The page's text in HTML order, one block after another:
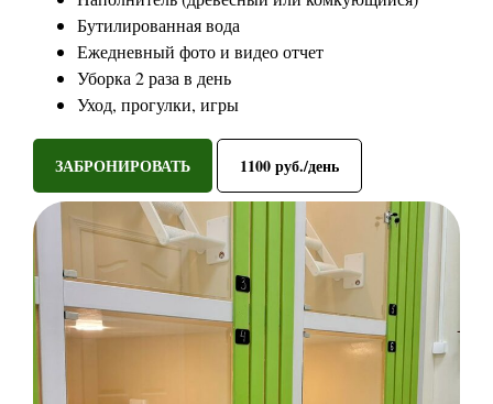
Бутилированная вода
Ежедневный фото и видео отчет
Уборка 2 раза в день
Уход, прогулки, игры
ЗАБРОНИРОВАТЬ 1100 руб./день